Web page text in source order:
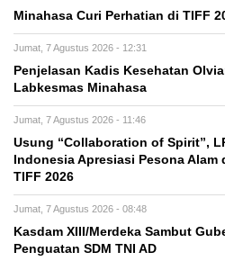
Minahasa Curi Perhatian di TIFF
Jumat, 7 Agustus 2026 - 12:31
Penjelasan Kadis Kesehatan
Labkesmas Minahasa
Jumat, 7 Agustus 2026 - 11:46
Usung “Collaboration of Spirit”,
Indonesia Apresiasi Pesona
TIFF 2026
Jumat, 7 Agustus 2026 - 08:48
Kasdam XIII/Merdeka Sambut
Penguatan SDM TNI AD